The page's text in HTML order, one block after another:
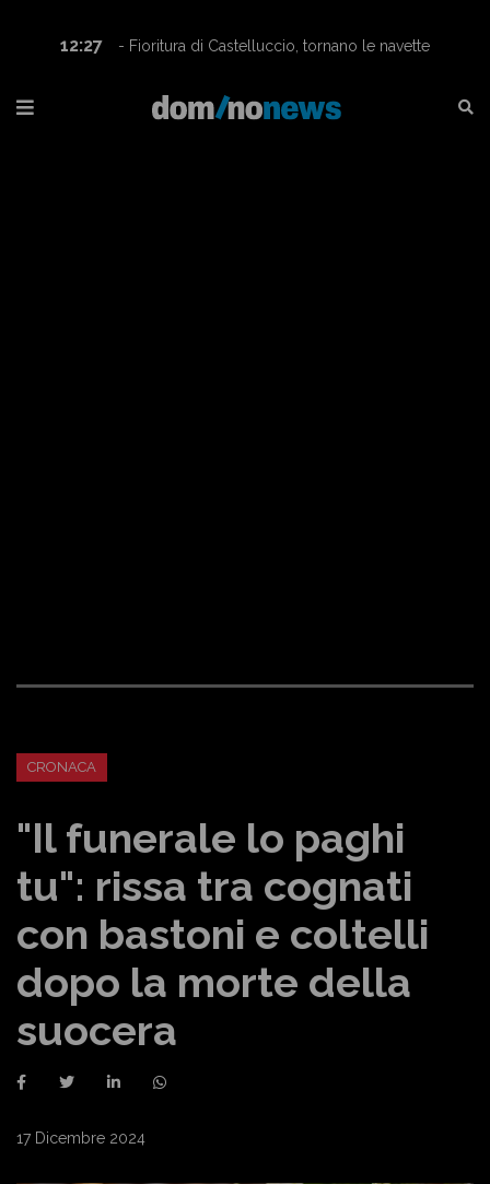
12:27
- Fioritura di Castelluccio, tornano le navette
CRONACA
"Il funerale lo paghi
tu": rissa tra cognati
con bastoni e coltelli
dopo la morte della
suocera
17 Dicembre 2024